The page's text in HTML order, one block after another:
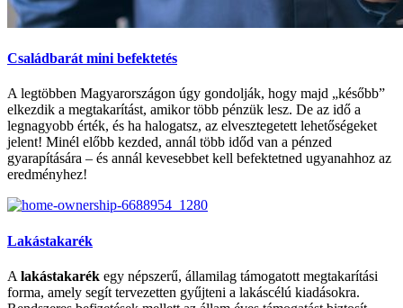
Családbarát mini befektetés
A legtöbben Magyarországon úgy gondolják, hogy majd „később”
elkezdik a megtakarítást, amikor több pénzük lesz. De az idő a
legnagyobb érték, és ha halogatsz, az elvesztegetett lehetőségeket
jelent! Minél előbb kezded, annál több időd van a pénzed
gyarapítására – és annál kevesebbet kell befektetned ugyanahhoz az
eredményhez!
Lakástakarék
A lakástakarék egy népszerű, államilag támogatott megtakarítási
forma, amely segít tervezetten gyűjteni a lakáscélú kiadásokra.